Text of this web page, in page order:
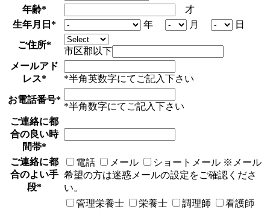
年齢*
才
生年月日 * 年 月
日
ご住所*
市区郡以下
メールアド
レス* *半角英数字にてご記入下さい
お電話番号*
*半角数字にてご記入下さい
ご連絡に都
合の良い時
間帯*
ご連絡に都
合のよい手
段*
電話 メール ショートメール ※メール
希望の方は迷惑メールの設定をご確認くださ
い。
管理栄養士 栄養士 調理師
看護師